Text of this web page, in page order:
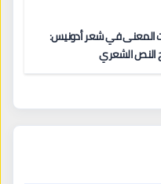
المعنى في شعر أدونيس:
النص الشعري